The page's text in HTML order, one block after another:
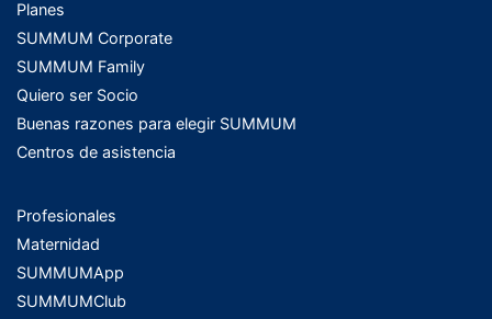
Planes
SUMMUM Corporate
SUMMUM Family
Quiero ser Socio
Buenas razones para elegir SUMMUM
Centros de asistencia
Profesionales
Maternidad
SUMMUMApp
SUMMUMClub